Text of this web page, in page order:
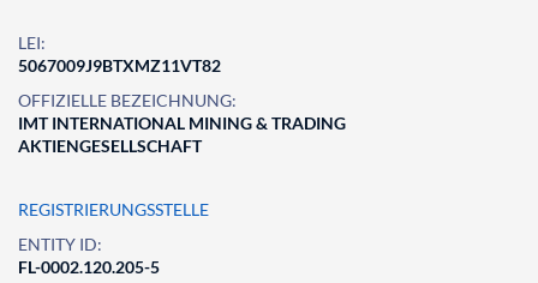
LEI:
5067009J9BTXMZ11VT82
OFFIZIELLE BEZEICHNUNG:
IMT INTERNATIONAL MINING & TRADING
AKTIENGESELLSCHAFT
REGISTRIERUNGSSTELLE
ENTITY ID:
FL-0002.120.205-5